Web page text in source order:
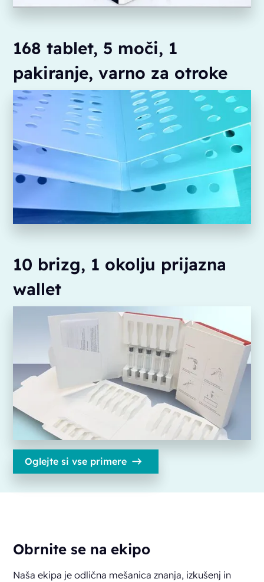
168 tablet, 5 moči, 1
pakiranje, varno za otroke
10 brizg, 1 okolju prijazna
wallet
Oglejte si vse primere
Obrnite se na ekipo
Naša ekipa je odlična mešanica znanja, izkušenj in